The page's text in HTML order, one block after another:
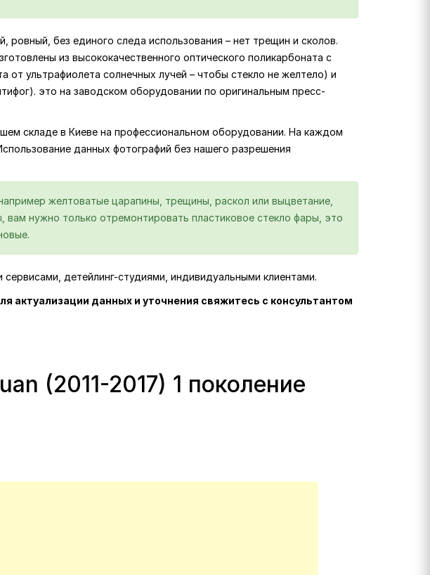
без единого следа использования – нет трещин и сколов.
из высококачественного оптического поликарбоната с
от ультрафиолета солнечных лучей – чтобы стекло не желтело) и
это на заводском оборудовании по оригинальным пресс-
складе в Киеве на профессиональном оборудовании. На каждом
данных фотографий без нашего разрешения
желтоватые царапины, трещины, раскол или выцветание,
вам нужно только отремонтировать пластиковое стекло фары, это
детейлинг-студиями, индивидуальными клиентами.
актуализации данных и уточнения свяжитесь с консультантом
(2011-2017) 1 поколение